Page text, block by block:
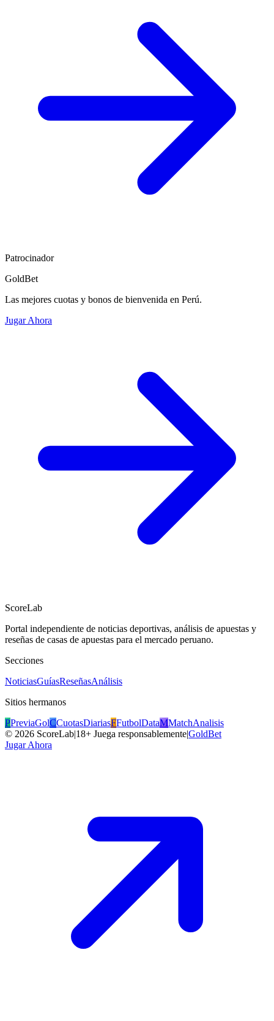
Patrocinador
GoldBet
Las mejores cuotas y bonos de bienvenida en Perú.
Jugar Ahora
ScoreLab
Portal independiente de noticias deportivas, análisis de apuestas y
reseñas de casas de apuestas para el mercado peruano.
Secciones
NoticiasGuíasReseñasAnálisis
Sitios hermanos
PPreviaGolCCuotasDiariasFFutbolDataMMatchAnalisis
© 2026 ScoreLab|18+ Juega responsablemente|GoldBet
Jugar Ahora